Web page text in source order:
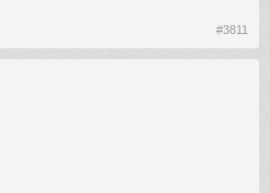
#3811